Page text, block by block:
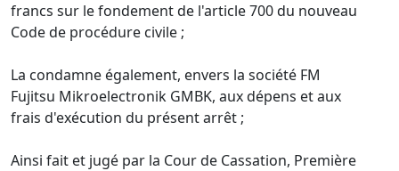
francs sur le fondement de l'article 700 du nouveau
Code de procédure civile ;
La condamne également, envers la société FM
Fujitsu Mikroelectronik GMBK, aux dépens et aux
frais d'exécution du présent arrêt ;
Ainsi fait et jugé par la Cour de Cassation, Première